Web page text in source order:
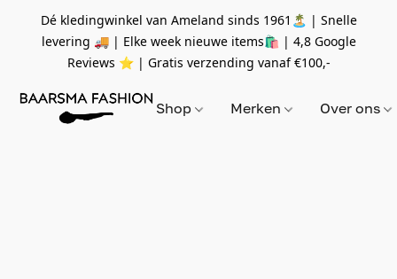
Dé kledingwinkel van Ameland sinds 1961🏝 | Snelle
levering 🚚 | Elke week nieuwe items🛍 | 4,8 Google
Reviews ⭐️ | Gratis verzending vanaf€100,-
Shop Merken Over ons